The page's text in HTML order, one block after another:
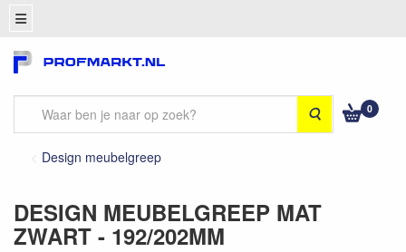
Zoeken 0
Design meubelgreep
DESIGN MEUBELGREEP MAT
ZWART - 192/202MM